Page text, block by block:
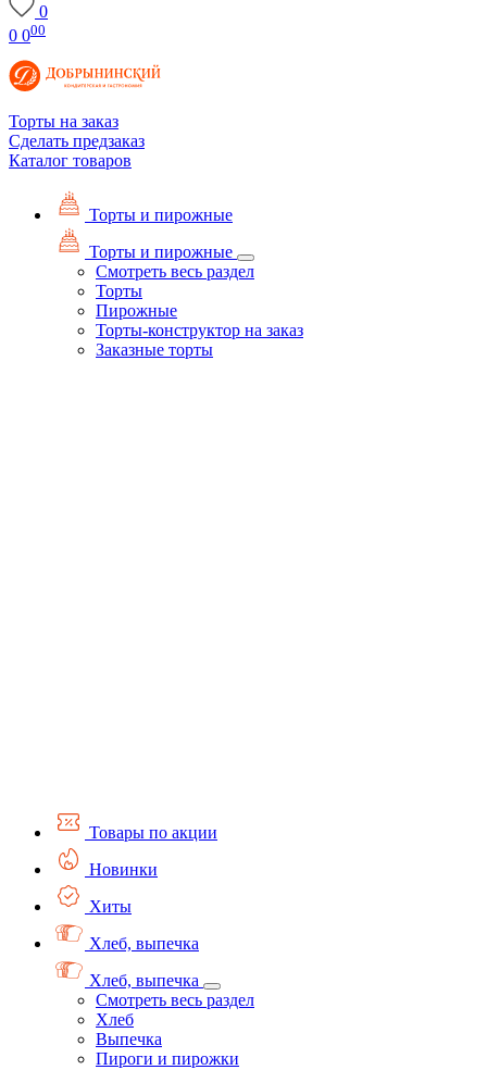
0
0 000
Торты на заказ
Сделать предзаказ
Каталог товаров
Торты и пирожные
Торты и пирожные
Смотреть весь раздел
Торты
Пирожные
Торты-конструктор на заказ
Заказные торты
Товары по акции
Новинки
Хиты
Хлеб, выпечка
Хлеб, выпечка
Смотреть весь раздел
Хлеб
Выпечка
Пироги и пирожки